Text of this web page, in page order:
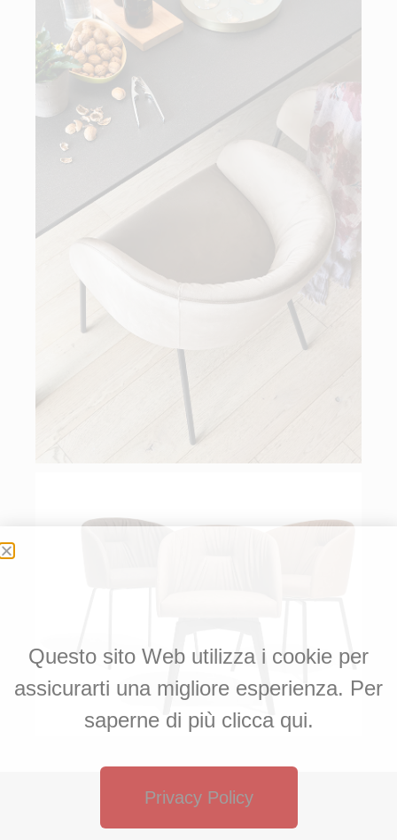
Questo sito Web utilizza i cookie per
assicurarti una migliore esperienza. Per
saperne di più clicca qui.
Privacy Policy